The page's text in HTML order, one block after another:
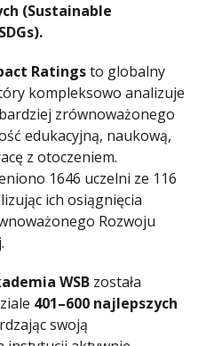
(Sustainable
Ratingsto globalny
kompleksowo analizuje
zrównoważonego
edukacyjną, naukową,
z otoczeniem.
1646 uczelni ze 116
ich osiągnięcia
Rozwoju
WSB została
401–600 najlepszych
swoją